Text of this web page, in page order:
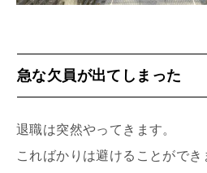
急な欠員が出てしまった
退職は突然やってきます。
こればかりは避けることができ